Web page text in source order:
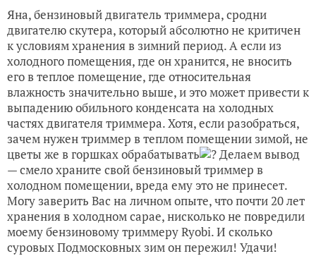
Яна, бензиновый двигатель триммера, сродни
двигателю скутера, который абсолютно не критичен
к условиям хранения в зимний период. А если из
холодного помещения, где он хранится, не вносить
его в теплое помещение, где относительная
влажность значительно выше, и это может привести к
выпадению обильного конденсата на холодных
частях двигателя триммера. Хотя, если разобраться,
зачем нужен триммер в теплом помещении зимой, не
цветы же в горшках обрабатывать
? Делаем вывод
— смело храните свой бензиновый триммер в
холодном помещении, вреда ему это не принесет.
Могу заверить Вас на личном опыте, что почти 20 лет
хранения в холодном сарае, нисколько не повредили
моему бензиновому триммеру Ryobi. И сколько
суровых Подмосковных зим он пережил! Удачи!